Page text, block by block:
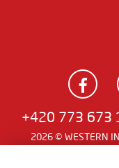
+420 773 673
2026 © WESTERN